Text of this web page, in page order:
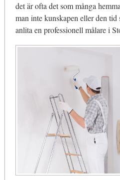
det är ofta det som många
man inte kunskapen eller den
anlita en professionell målare i